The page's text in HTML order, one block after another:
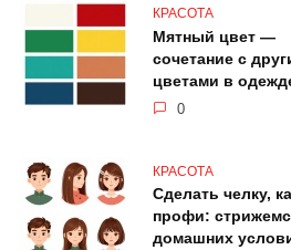
КРАСОТА
Мятный цвет —
сочетание с
цветами в
0
КРАСОТА
Сделать челку,
профи:
домашних